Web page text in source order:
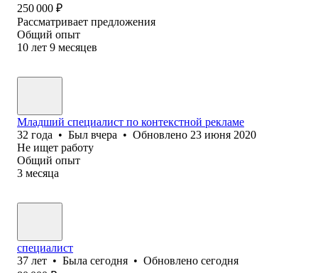
250 000 ₽
Рассматривает предложения
Общий опыт
10 лет 9 месяцев
Младший специалист по контекстной рекламе
32 года • Был вчера • Обновлено 23 июня 2020
Не ищет работу
Общий опыт
3 месяца
специалист
37 лет • Была сегодня • Обновлено сегодня